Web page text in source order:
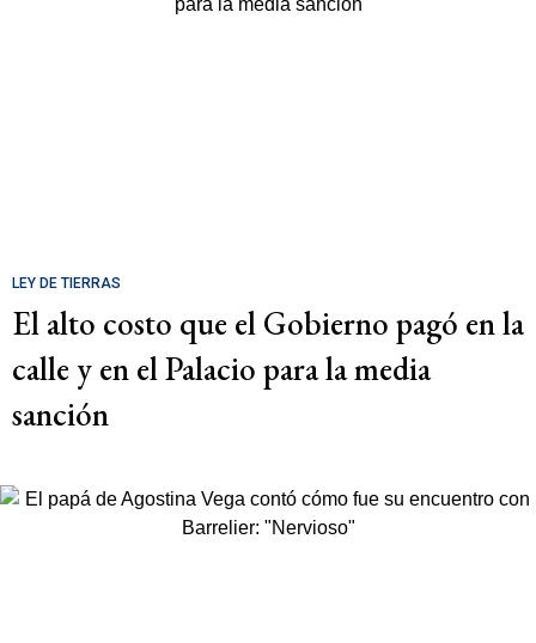
LEY DE TIERRAS
El alto costo que el Gobierno pagó en la
calle y en el Palacio para la media
sanción